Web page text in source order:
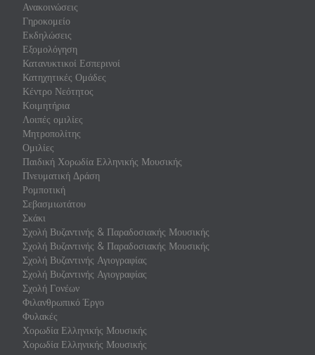
Ανακοινώσεις
Γηροκομείο
Εκδηλώσεις
Εξομολόγηση
Κατανυκτικοί Εσπερινοί
Κατηχητικές Ομάδες
Κέντρο Νεότητος
Κοιμητήρια
Λοιπές ομιλίες
Μητροπολίτης
Ομιλίες
Παιδική Χορωδία Ελληνικής Μουσικής
Πνευματική Δράση
Ρομποτική
Σεβασμιωτάτου
Σκάκι
Σχολή Βυζαντινής & Παραδοσιακής Μουσικής
Σχολή Βυζαντινής & Παραδοσιακής Μουσικής
Σχολή Βυζαντινής Αγιογραφίας
Σχολή Βυζαντινής Αγιογραφίας
Σχολή Γονέων
Φιλανθρωπικό Έργο
Φυλακές
Χορωδία Ελληνικής Μουσικής
Χορωδία Ελληνικής Μουσικής